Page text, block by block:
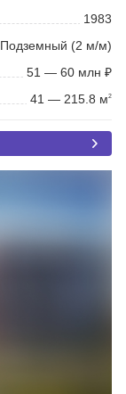
1983
Подземный (2 м/м)
51 — 60 млн ₽
41 — 215.8 м2